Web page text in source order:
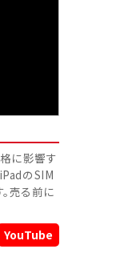
に影響す
のSIM
売る前に
YouTube